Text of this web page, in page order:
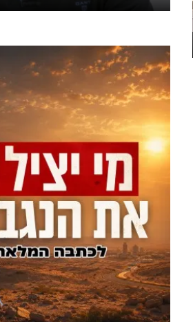
עוד בחדשות >
סוף טרגי לחיפושים:
אלדר דיין מדימונה